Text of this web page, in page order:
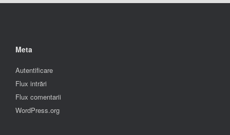
Meta
Autentificare
Flux intrări
Flux comentarii
WordPress.org